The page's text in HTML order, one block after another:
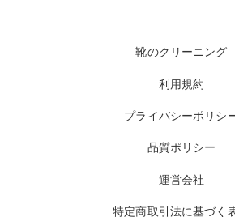
靴のクリーニング
利用規約
プライバシーポリシ
品質ポリシー
運営会社
特定商取引法に基づく